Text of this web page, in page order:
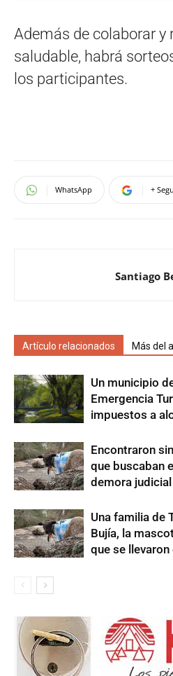
Además de colaborar y
saludable, habrá
los participantes.
WhatsApp +
Santiago
Artículo relacionados Más del
Un municipio
Emergencia
impuestos a
Encontraron
que buscaban
demora judicial
Una familia de
Bujía, la
que se